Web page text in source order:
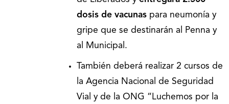
dosis de vacunas para neumonía y
gripe que se destinarán al Penna y
al Municipal.
También deberá realizar 2 cursos de
la Agencia Nacional de Seguridad
Vial y de la ONG “Luchemos por la